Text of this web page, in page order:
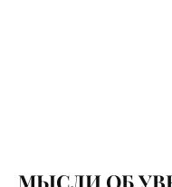
МЫСЛИ ОБ